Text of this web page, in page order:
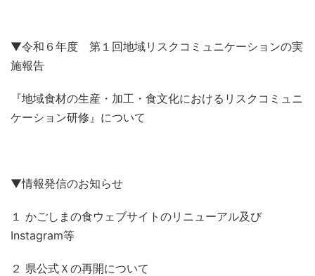
▼令和６年度 第１回地域リスクコミュニケーションの実
施報告
『地域食材の生産・加工・食文化におけるリスクコミュニ
ケーション研修』について
▼情報発信のお知らせ
１ かごしまの食ウェブサイトのリニューアル及び
Instagram等
２ 県公式Ｘの再開について